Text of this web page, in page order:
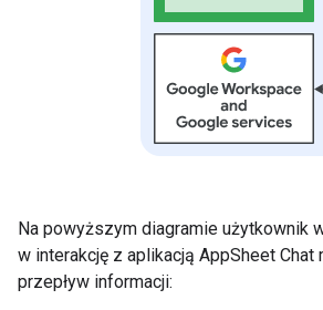
Na powyższym diagramie użytkownik
w interakcję z aplikacją AppSheet Chat
przepływ informacji: